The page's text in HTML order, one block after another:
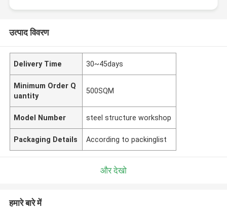
उत्पाद विवरण
Delivery Time 30~45days
Minimum Order Q
uantity
500SQM
Model Number steel structure workshop
Packaging Details According to packinglist
और देखो
हमारे बारे में